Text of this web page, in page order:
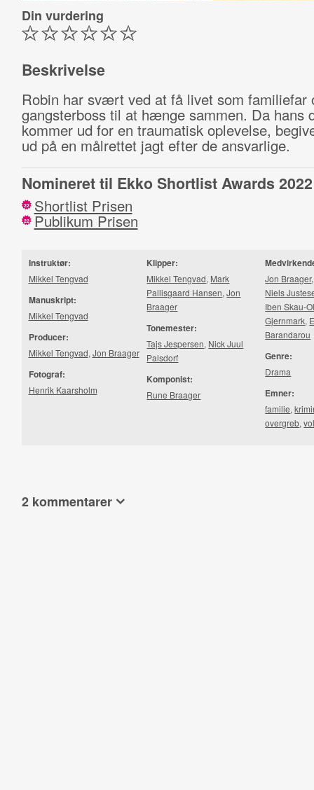
Din vurdering
Beskrivelse
Robin har svært ved at få livet som familiefar
gangsterboss til at hænge sammen. Da hans
kommer ud for en traumatisk oplevelse,
ud på en målrettet jagt efter de ansvarlige.
Nomineret til Ekko Shortlist Awards 2022
22 Shortlist Prisen
22 Publikum Prisen
Instruktør:
Mikkel Tengvad
Manuskript:
Mikkel Tengvad
Producer:
Mikkel Tengvad, Jon Braager
Fotograf:
Henrik Kaarsholm
Klipper:
Mikkel Tengvad, Mark
Pallisgaard Hansen,Jon
Braager
Tonemester:
Tajs Jespersen, Nick Juul
Palsdorf
Komponist:
Rune Braager
Jon Braager
Niels
Iben Skau-
Gjernmark,
Barandarou
Genre:
Drama
Emner:
familie,
overgreb,
2 kommentarer